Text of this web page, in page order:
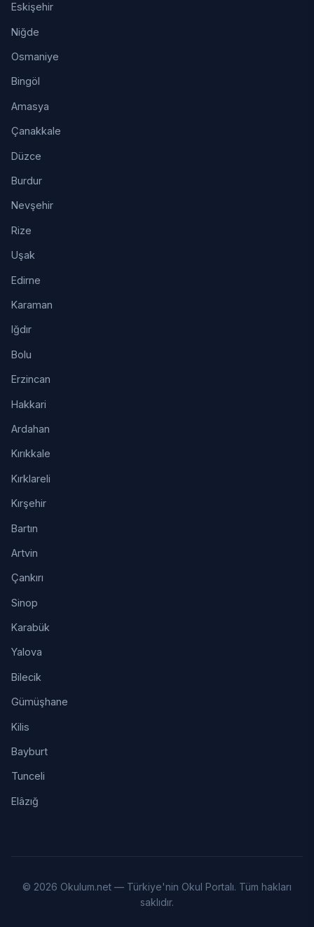
Eskişehir
Niğde
Osmaniye
Bingöl
Amasya
Çanakkale
Düzce
Burdur
Nevşehir
Rize
Uşak
Edirne
Karaman
Iğdır
Bolu
Erzincan
Hakkari
Ardahan
Kırıkkale
Kırklareli
Kırşehir
Bartın
Artvin
Çankırı
Sinop
Karabük
Yalova
Bilecik
Gümüşhane
Kilis
Bayburt
Tunceli
Elâzığ
© 2026 Okulum.net — Türkiye'nin Okul Portalı. Tüm hakları
saklıdır.